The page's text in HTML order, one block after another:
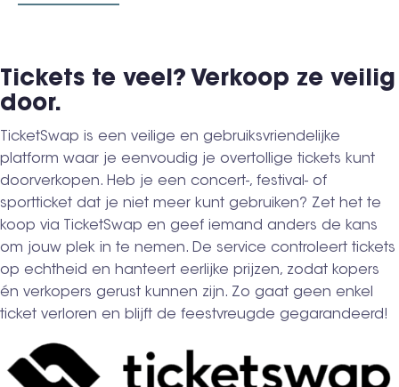
Tickets te veel? Verkoop ze veilig
door.
TicketSwap is een veilige en gebruiksvriendelijke
platform waar je eenvoudig je overtollige tickets kunt
doorverkopen. Heb je een concert-, festival- of
sportticket dat je niet meer kunt gebruiken? Zet het te
koop via TicketSwap en geef iemand anders de kans
om jouw plek in te nemen. De service controleert tickets
op echtheid en hanteert eerlijke prijzen, zodat kopers
én verkopers gerust kunnen zijn. Zo gaat geen enkel
ticket verloren en blijft de feestvreugde gegarandeerd!